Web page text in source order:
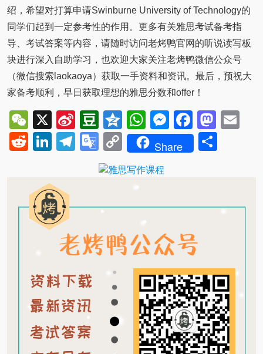
绍，希望对打算申请Swinburne University of Technology的
同学们起到一定参考性的作用。更多有关雅思考试备考指
导、考试答案等内容，请随时访问老烤鸭官网的听说读写板
块进行深入自助学习，也欢迎大家关注老烤鸭微信公众号
（微信搜索laokaoya）获取一手资料和资讯。最后，预祝大
家备考顺利，早日获取理想的雅思分数和offer！
WeChat
X
Sina
Weibo
Douban
QzoneWhatsApp
Messenger
RedditLinkedIn
Telegram
Google
Translate
Copy
Link
Share